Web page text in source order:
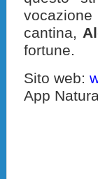
cantina,
fortune.
Sito web:
App